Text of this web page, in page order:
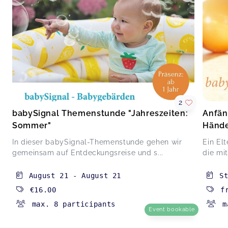
Es war ein ganz toller Kurs- mit tollem
Austausch, Yoga und vielen Infos zur Entwicklung
von Babys 🩷
Rückbildung mit Baby
Julia, Mar 05
Anfängerkurs "babySignal - Mit den Händen sprechen"
Britta,Mar 04
Es war so eine wertvolle und schöne Runde.
Vielen lieben Dank dafür!
Spiel- und Bewegungsraum in Anlehnung an Emmi Pikler
Mar 04
Spiel- und Bewegungsraum in Anlehnung an Emmi Pikler (6-
babySignal Themenstunde "Jahreszeiten:
Sommer"
In dieser babySignal-Themenstunde gehen wir
gemeinsam auf Entdeckungsreise und s...
2
August 21 -August 21
€16.00
max. 8 participants
Event bookable
Ein
die